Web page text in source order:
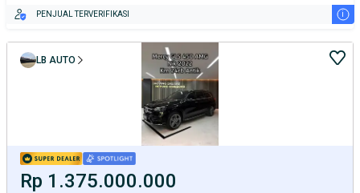
PENJUAL TERVERIFIKASI i
Rp 1.375.000.000
LB AUTO